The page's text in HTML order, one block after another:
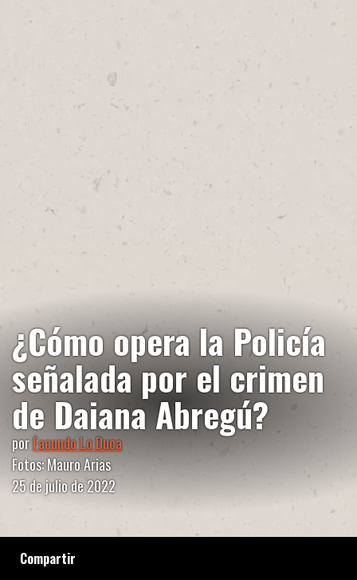
Compartir
¿Cómo opera la Policía
señalada por el crimen
de Daiana Abregú?
porFacundo Lo Duca
Fotos: Mauro Arias
25 de julio de 2022